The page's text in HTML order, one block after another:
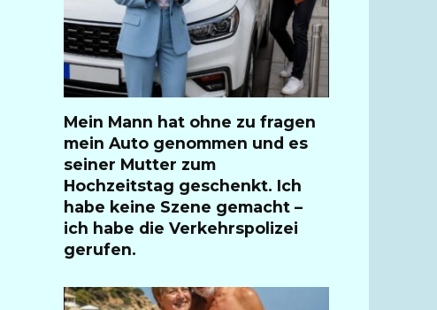
Mein Mann hat ohne zu fragen
mein Auto genommen und es
seiner Mutter zum
Hochzeitstag geschenkt. Ich
habe keine Szene gemacht –
ich habe die Verkehrspolizei
gerufen.